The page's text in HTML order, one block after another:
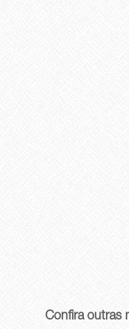
Confira outras